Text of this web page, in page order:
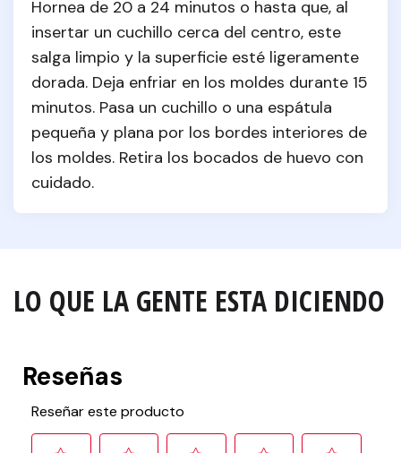
Hornea de 20 a 24 minutos o hasta que, al
insertar un cuchillo cerca del centro, este
salga limpio y la superficie esté ligeramente
dorada. Deja enfriar en los moldes durante 15
minutos. Pasa un cuchillo o una espátula
pequeña y plana por los bordes interiores de
los moldes. Retira los bocados de huevo con
cuidado.
LO QUE LA GENTE ESTA DICIENDO